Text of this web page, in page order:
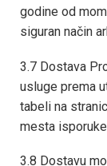
godine od
siguran način
3.7 Dostava
usluge prema
tabeli na
mesta
3.8 Dostavu